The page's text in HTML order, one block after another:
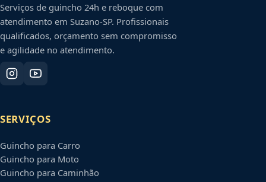
Serviços de guincho 24h e reboque com
atendimento em Suzano-SP. Profissionais
qualificados, orçamento sem compromisso
e agilidade no atendimento.
SERVIÇOS
Guincho para Carro
Guincho para Moto
Guincho para Caminhão